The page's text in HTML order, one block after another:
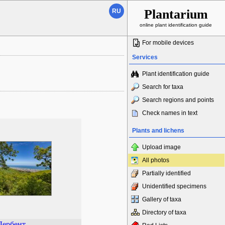
RU Plantarium
online plant identification guide
For mobile devices
Services
Plant identification guide
Search for taxa
Search regions and points
Check names in text
Plants and lichens
Upload image
All photos
Partially identified
Unidentified specimens
Gallery of taxa
Directory of taxa